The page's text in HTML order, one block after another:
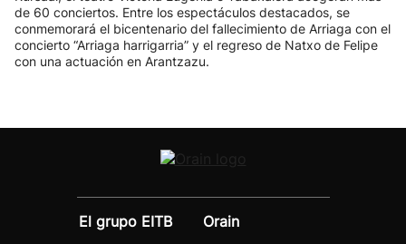
de 60 conciertos. Entre los espectáculos destacados, se
conmemorará el bicentenario del fallecimiento de Arriaga con el
concierto “Arriaga harrigarria” y el regreso de Natxo de Felipe
con una actuación en Arantzazu.
El grupo EITB
Orain